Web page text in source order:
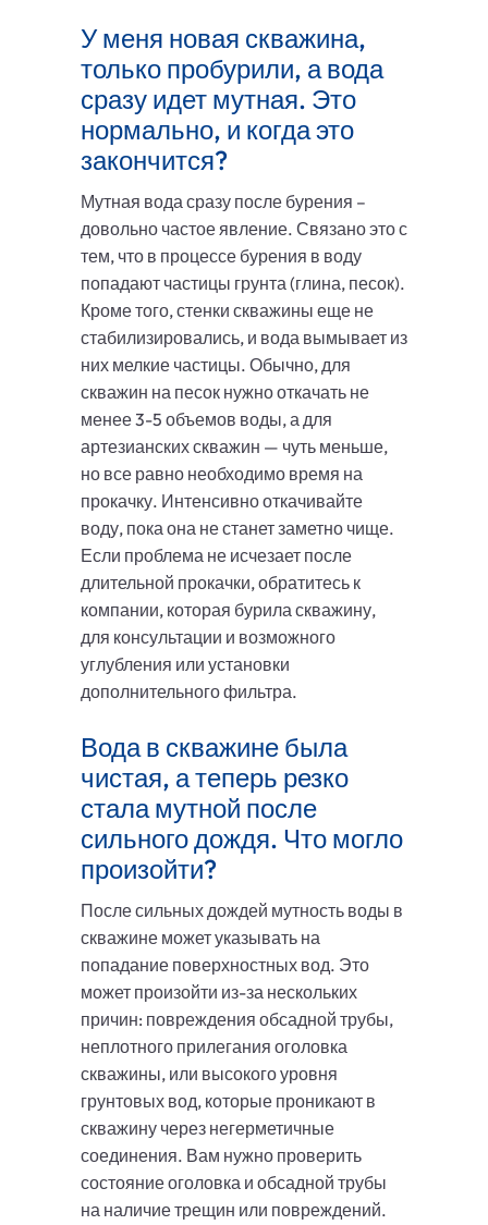
У меня новая скважина,
только пробурили, а вода
сразу идет мутная. Это
нормально, и когда это
закончится?
Мутная вода сразу после бурения –
довольно частое явление. Связано это с
тем, что в процессе бурения в воду
попадают частицы грунта (глина, песок).
Кроме того, стенки скважины еще не
стабилизировались, и вода вымывает из
них мелкие частицы. Обычно, для
скважин на песок нужно откачать не
менее 3-5 объемов воды, а для
артезианских скважин — чуть меньше,
но все равно необходимо время на
прокачку. Интенсивно откачивайте
воду, пока она не станет заметно чище.
Если проблема не исчезает после
длительной прокачки, обратитесь к
компании, которая бурила скважину,
для консультации и возможного
углубления или установки
дополнительного фильтра.
Вода в скважине была
чистая, а теперь резко
стала мутной после
сильного дождя. Что могло
произойти?
После сильных дождей мутность воды в
скважине может указывать на
попадание поверхностных вод. Это
может произойти из-за нескольких
причин: повреждения обсадной трубы,
неплотного прилегания оголовка
скважины, или высокого уровня
грунтовых вод, которые проникают в
скважину через негерметичные
соединения. Вам нужно проверить
состояние оголовка и обсадной трубы
на наличие трещин или повреждений.